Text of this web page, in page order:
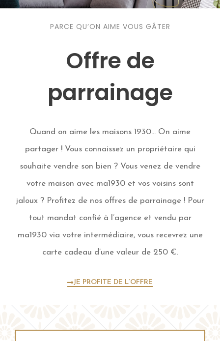
PARCE QU’ON AIME VOUS GÂTER
Offre de
parrainage
Quand on aime les maisons 1930… On aime
partager ! Vous connaissez un propriétaire qui
souhaite vendre son bien ? Vous venez de vendre
votre maison avec ma1930 et vos voisins sont
jaloux ? Profitez de nos offres de parrainage ! Pour
tout mandat confié à l’agence et vendu par
ma1930 via votre intermédiaire, vous recevrez une
carte cadeau d’une valeur de 250 €.
JE PROFITE DE L’OFFRE